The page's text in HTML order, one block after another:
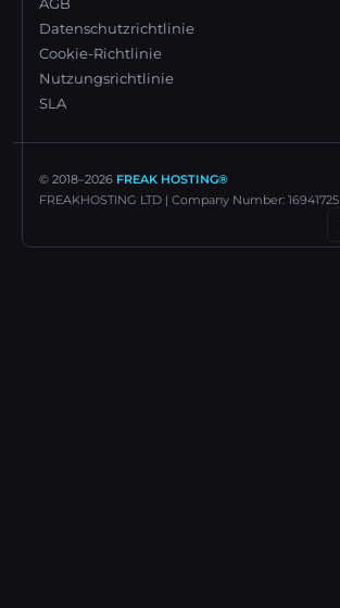
AGB
Datenschutzrichtlinie
Cookie-Richtlinie
Nutzungsrichtlinie
SLA
© 2018–2026 FREAK HOSTING®
FREAKHOSTING LTD | Company Number: 16941725